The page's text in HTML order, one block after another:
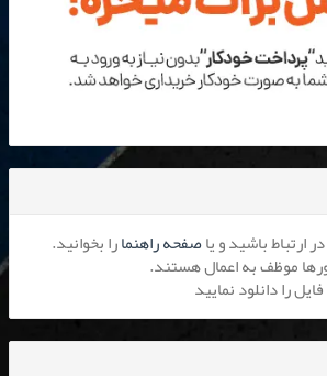
در ارتباط باشید و یاصفحه راهنمارا بخوانید.